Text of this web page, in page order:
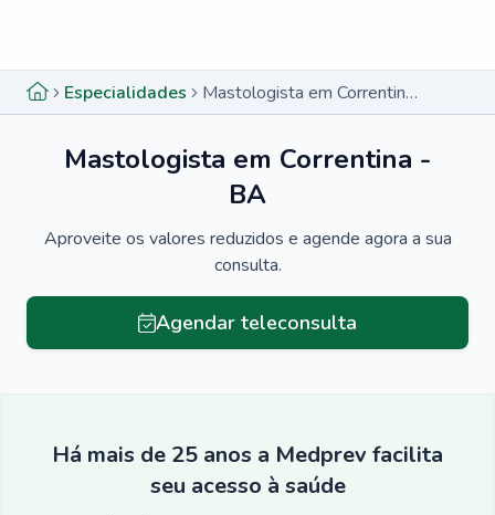
Especialidades Mastologista em Correntina - BA
Mastologista em Correntina -
BA
Aproveite os valores reduzidos e agende agora a sua
consulta.
Agendar teleconsulta
Há mais de 25 anos a Medprev facilita
seu acesso à saúde